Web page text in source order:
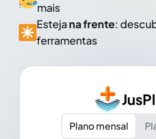
mais
Esteja na frente:
ferramentas
Plano mensal